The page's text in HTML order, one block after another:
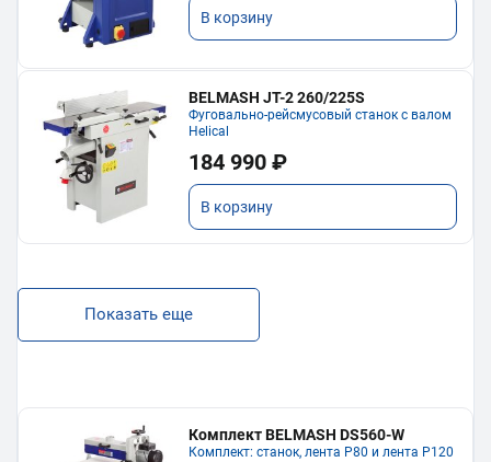
В корзину
BELMASH JT-2 260/225S
Фуговально-рейсмусовый станок с валом
Helical
184 990 ₽
В корзину
Показать еще
Комплект BELMASH DS560-W
Комплект: станок, лента P80 и лента P120